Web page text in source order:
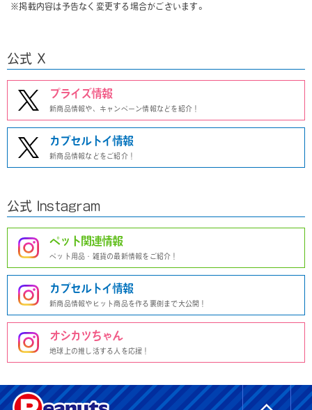
※掲載内容は予告なく変更する場合がございます。
公式 X
プライズ情報
新商品情報や、キャンペーン情報などを紹介！
カプセルトイ情報
新商品情報などをご紹介！
公式 Instagram
ペット関連情報
ペット用品・雑貨の最新情報をご紹介！
カプセルトイ情報
新商品情報やヒット商品を作る裏側まで大公開！
オシカツちゃん
地球上の推し活する人を応援！